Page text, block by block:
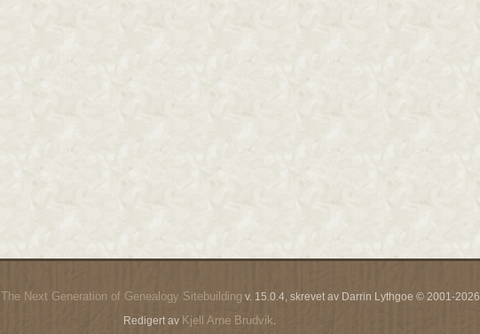
The Next Generation of Genealogy Sitebuilding v. 15.0.4, skrevet av Darrin Lythgoe © 2001-2026.
Redigert av Kjell Arne Brudvik